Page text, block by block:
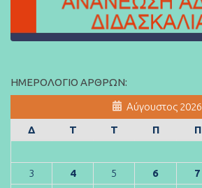
ΗΜΕΡΟΛΌΓΙΟ ΆΡΘΡΩΝ:
Αύγουστος 2026
Δ
Τ Τ Π Π
3
4 5 6 7